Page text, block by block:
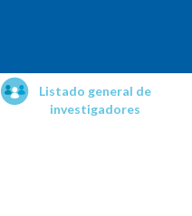
Listado general de
investigadores